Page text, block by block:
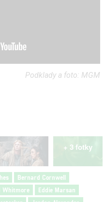
Podklady a foto: MGM
+ 3 fotky
Bernard Cornwell
Whitmore
Eddie Marsan